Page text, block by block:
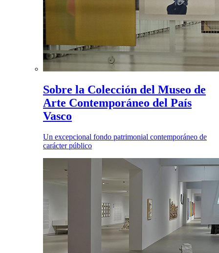
Sobre la Colección del Museo de
Arte Contemporáneo del País
Vasco
Un excepcional fondo patrimonial contemporáneo de
carácter público